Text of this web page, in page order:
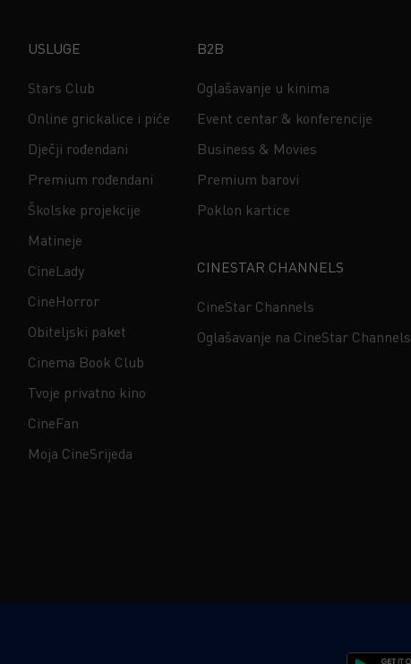
USLUGE
Stars Club
Online grickalice i piće
Dječji rođendani
Premium rođendani
Školske projekcije
Matineje
CineLady
CineHorror
Obiteljski paket
Cinema Book Club
Tvoje privatno kino
CineFan
Moja CineSrijeda
B2B
Oglašavanje u kinima
Event centar & konferencije
Business & Movies
Premium barovi
Poklon kartice
CINESTAR CHANNELS
CineStar Channels
Oglašavanje na CineStar Channels